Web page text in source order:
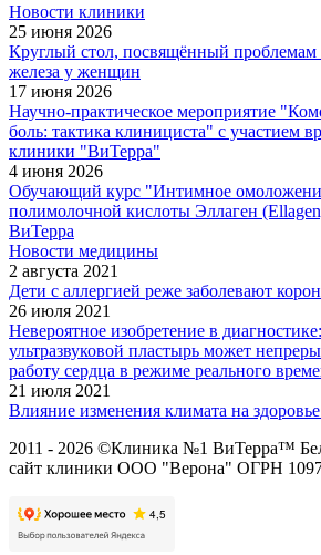
Новости клиники
25 июня 2026
Круглый стол, посвящённый
железа у женщин
17 июня 2026
Научно-практическое мероприятие
боль: тактика клинициста" с участием
клиники "ВиТерра"
4 июня 2026
Обучающий курс "Интимное
полимолочной кислоты Эллаген
ВиТерра
Новости медицины
2 августа 2021
Дети с аллергией реже заболевают
26 июля 2021
Невероятное изобретение в
ультразвуковой пластырь может
работу сердца в режиме реального
21 июля 2021
Влияние изменения климата на здоровье
2011 - 2026 ©Клиника №1 ВиТерра™
сайт клиники ООО "Верона" ОГРН